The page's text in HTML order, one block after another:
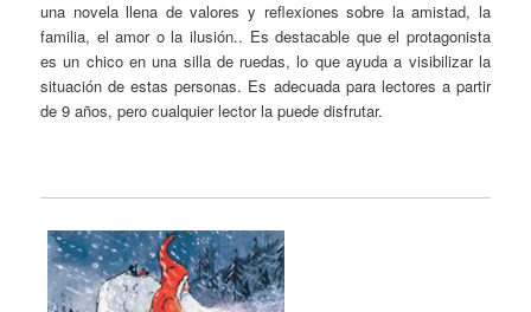
una novela llena de valores y reflexiones sobre la amistad, la
familia, el amor o la ilusión.. Es destacable que el protagonista
es un chico en una silla de ruedas, lo que ayuda a visibilizar la
situación de estas personas. Es adecuada para lectores a partir
de 9 años, pero cualquier lector la puede disfrutar.